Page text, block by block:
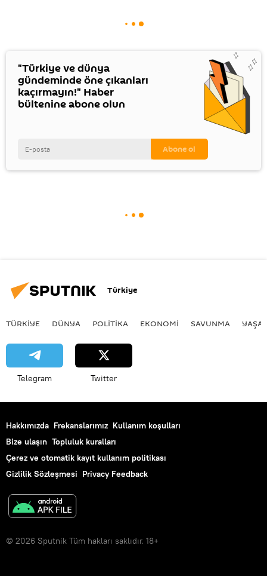
"Türkiye ve dünya
gündeminde öne çıkanları
kaçırmayın!" Haber
bültenine abone olun
Türkiye
TÜRKIYE DÜNYA POLİTİKA EKONOMİ SAVUNMA
Telegram Twitter
Hakkımızda Frekanslarımız Kullanım koşulları
Bize ulaşın Topluluk kuralları
Çerez ve otomatik kayıt kullanım politikası
Gizlilik Sözleşmesi Privacy Feedback
© 2026 Sputnik Tüm hakları saklıdır. 18+